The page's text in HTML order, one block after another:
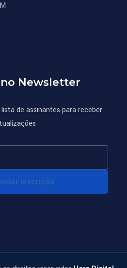
Newsletter
de assinantes para receber
Inscrição